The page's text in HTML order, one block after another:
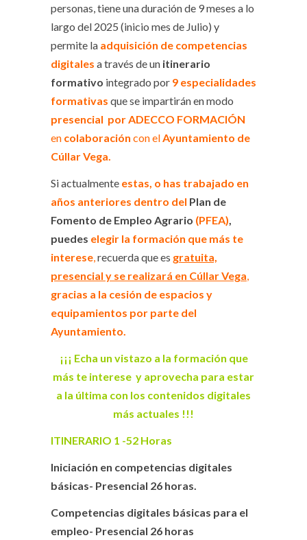
personas, tiene una duración de 9 meses a lo
largo del 2025 (inicio mes de Julio) y
permite la adquisición de competencias
digitales a través de un itinerario
formativo integrado por 9 especialidades
formativas que se impartirán en modo
presencial por ADECCO FORMACIÓN
en colaboración con elAyuntamiento de
Cúllar Vega.
Si actualmente estas, o has trabajado en
años anteriores dentro del Plan de
Fomento de Empleo Agrario (PFEA),
puedes elegir la formación que más te
interese,recuerda que es gratuita,
presencial y se realizará en Cúllar Vega,
gracias a la cesión de espacios y
equipamientos por parte del
Ayuntamiento.
¡¡¡ Echa un vistazo a la formación que
más te interese y aprovecha para estar
a la última con los contenidos digitales
más actuales !!!
ITINERARIO 1 -52 Horas
Iniciación en competencias digitales
básicas- Presencial 26 horas.
Competencias digitales básicas para el
empleo- Presencial 26 horas